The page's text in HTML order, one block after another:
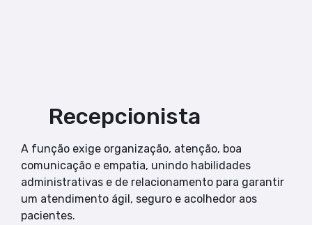
Recepcionista
A função exige organização, atenção, boa
comunicação e empatia, unindo habilidades
administrativas e de relacionamento para garantir
um atendimento ágil, seguro e acolhedor aos
pacientes.